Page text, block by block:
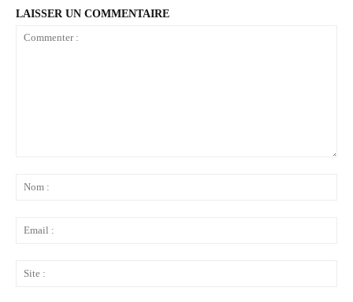
LAISSER UN COMMENTAIRE